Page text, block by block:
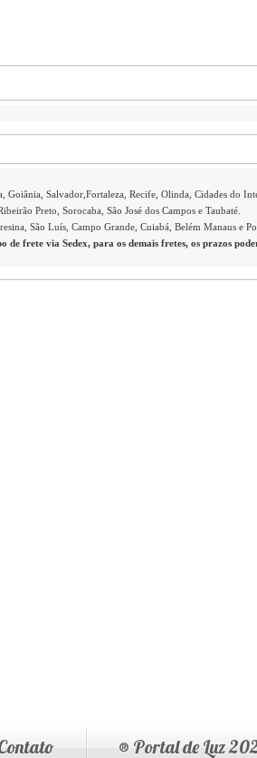
Salvador,Fortaleza, Recife, Olinda, Cidades do
Preto, Sorocaba, São José dos Campos e Taubaté.
São Luís, Campo Grande, Cuiabá, Belém Manaus e
de frete via Sedex, para os demais fretes, os prazos
® Portal de Luz